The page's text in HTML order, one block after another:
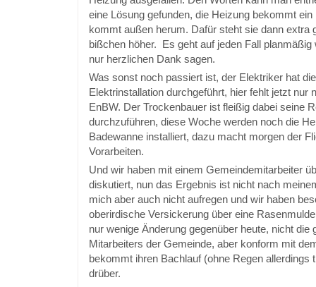
eine Lösung gefunden, die Heizung bekommt
kommt außen herum. Dafür steht sie dann extra
bißchen höher. Es geht auf jeden Fall planmäßig
nur herzlichen Dank sagen.
Was sonst noch passiert ist, der Elektriker hat
Elektrinstallation durchgeführt, hier fehlt jetzt nur
EnBW. Der Trockenbauer ist fleißig dabei seine
durchzuführen, diese Woche werden noch die
Badewanne installiert, dazu macht morgen der
Vorarbeiten.
Und wir haben mit einem Gemeindemitarbeiter
diskutiert, nun das Ergebnis ist nicht nach
mich aber auch nicht aufregen und wir haben
oberirdische Versickerung über eine
nur wenige Änderung gegenüber heute, nicht die
Mitarbeiters der Gemeinde, aber konform mit
bekommt ihren Bachlauf (ohne Regen allerdings
drüber.